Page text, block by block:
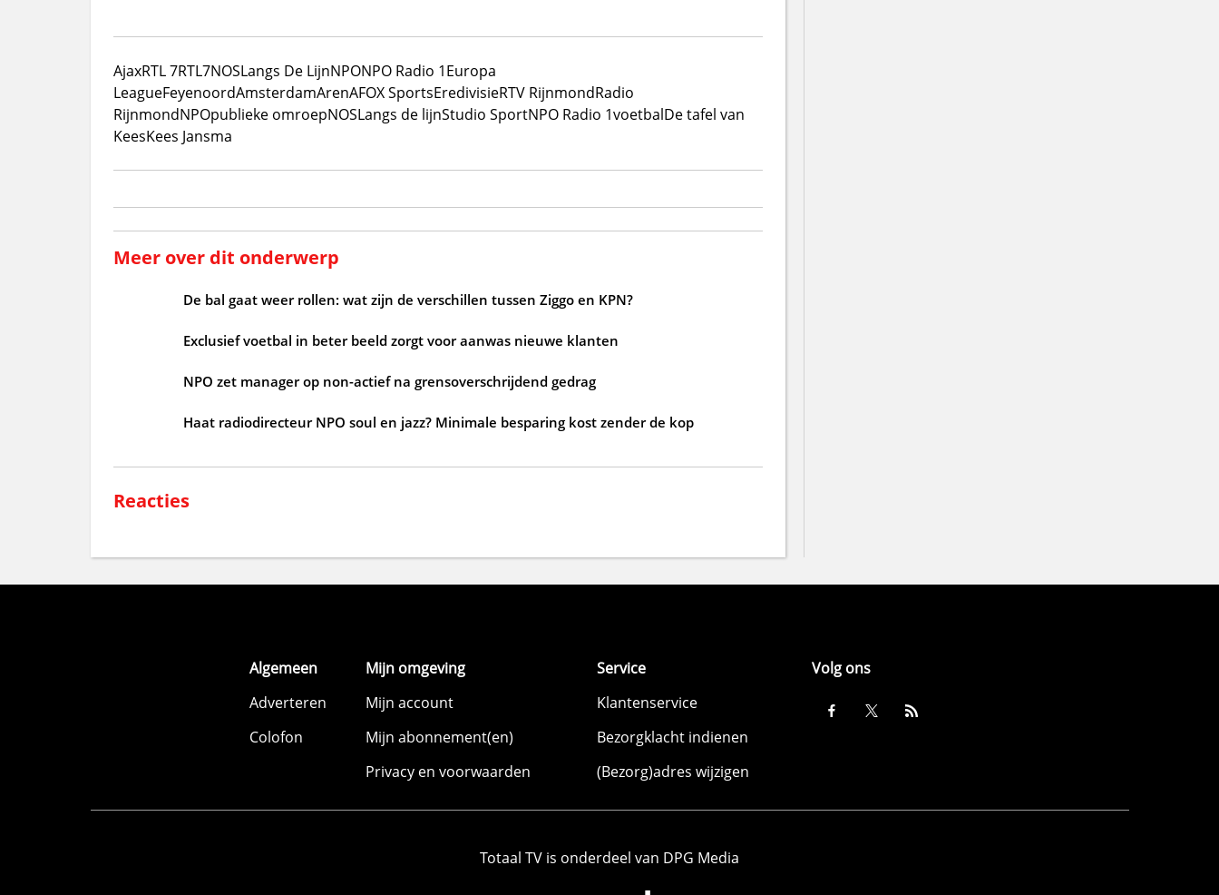
AjaxRTL 7RTL7NOSLangs De LijnNPONPO Radio 1Europa
LeagueFeyenoordAmsterdamArenAFOX SportsEredivisieRTV RijnmondRadio
RijnmondNPOpublieke omroepNOSLangs de lijnStudio SportNPO Radio 1voetbalDe tafel van
KeesKees Jansma
Meer over dit onderwerp
De bal gaat weer rollen: wat zijn de verschillen tussen Ziggo en KPN?
Exclusief voetbal in beter beeld zorgt voor aanwas nieuwe klanten
NPO zet manager op non-actief na grensoverschrijdend gedrag
Haat radiodirecteur NPO soul en jazz? Minimale besparing kost zender de kop
Reacties
Algemeen
Adverteren
Colofon
Mijn omgeving
Mijn account
Mijn abonnement(en)
Privacy en voorwaarden
Service
Klantenservice
Bezorgklacht indienen
(Bezorg)adres wijzigen
Volg ons
Totaal TV is onderdeel van DPG Media